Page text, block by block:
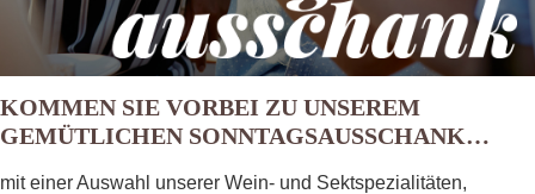
KOMMEN SIE VORBEI ZU UNSEREM
GEMÜTLICHEN SONNTAGSAUSSCHANK…
mit einer Auswahl unserer Wein- und Sekt­spezialitäten,